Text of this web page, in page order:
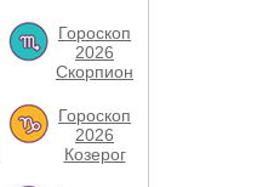
Гороскоп
2026
Скорпион
Гороскоп
2026
Козерог